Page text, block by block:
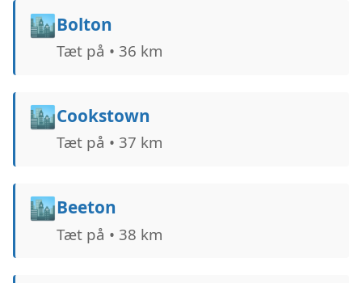
🏙️Bolton
Tæt på • 36 km
🏙️Cookstown
Tæt på • 37 km
🏙️Beeton
Tæt på • 38 km